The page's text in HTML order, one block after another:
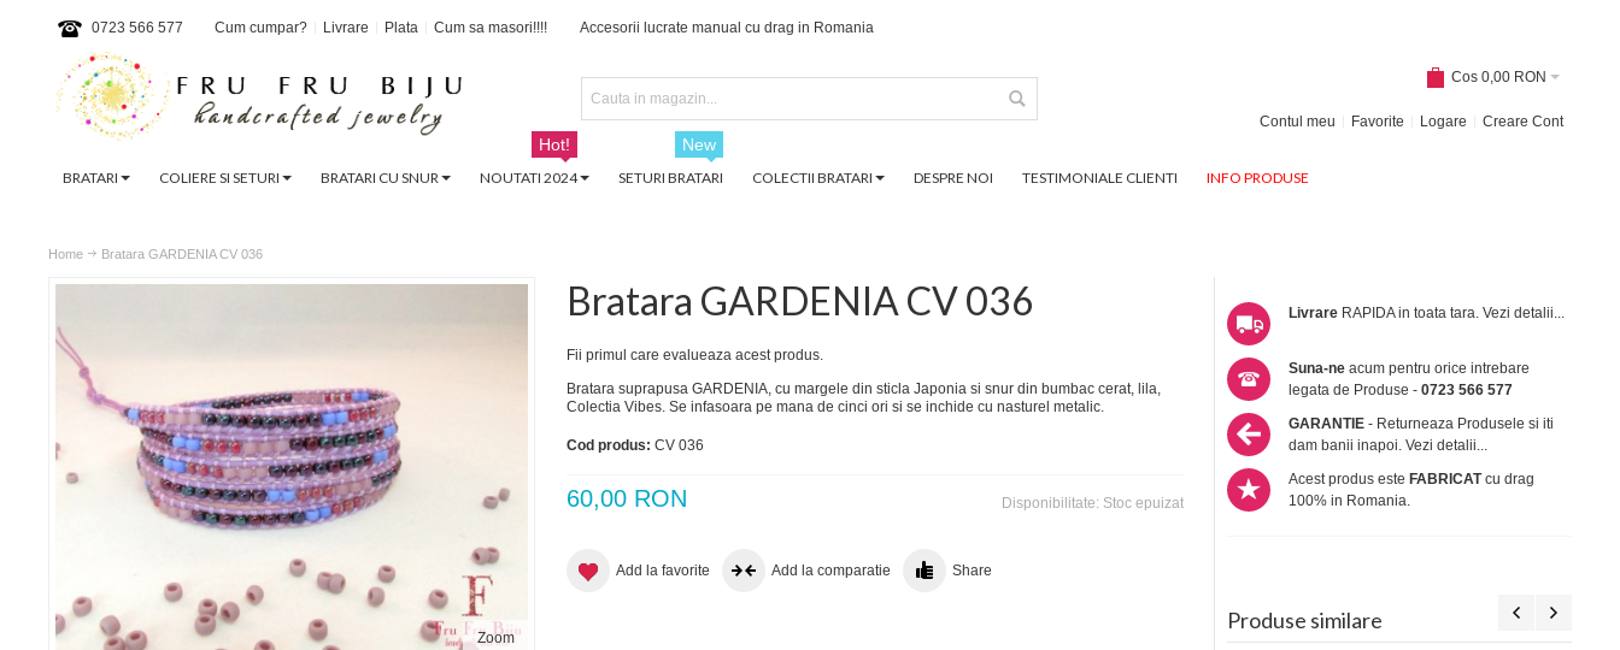
0723 566 577 Cum cumpar? Livrare Plata Cum sa masori!!!! Accesorii lucrate manual cu drag in Romania
Cos 0,00 RON
Contul meu Favorite Logare Creare Cont
BRATARI COLIERE SI SETURI BRATARI CU SNUR NOUTATI 2024
Hot!
SETURI BRATARI
New
COLECTII BRATARI DESPRE NOI TESTIMONIALE CLIENTI INFO PRODUSE
Home Bratara GARDENIA CV 036
Zoom
Bratara GARDENIA CV 036
Fii primul care evalueaza acest produs.
Bratara suprapusa GARDENIA, cu margele din sticla Japonia si snur din bumbac cerat, lila,
Colectia Vibes. Se infasoara pe mana de cinci ori si se inchide cu nasturel metalic.
Cod produs: CV 036
Disponibilitate: Stoc epuizat
60,00 RON
Add la favorite Add la comparatie Share
Livrare RAPIDA in toata tara.Vezi detalii...
Suna-ne acum pentru orice intrebare
legata de Produse -0723 566 577
GARANTIE - Returneaza Produsele si iti
dam banii inapoi.Vezi detalii...
Acest produs esteFABRICATcu drag
100% in Romania.
Produse similare